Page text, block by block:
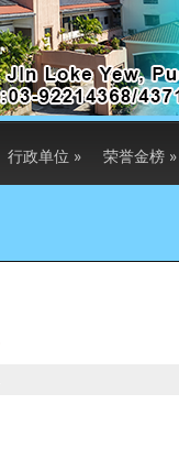
行政单位 » 荣誉金榜 »